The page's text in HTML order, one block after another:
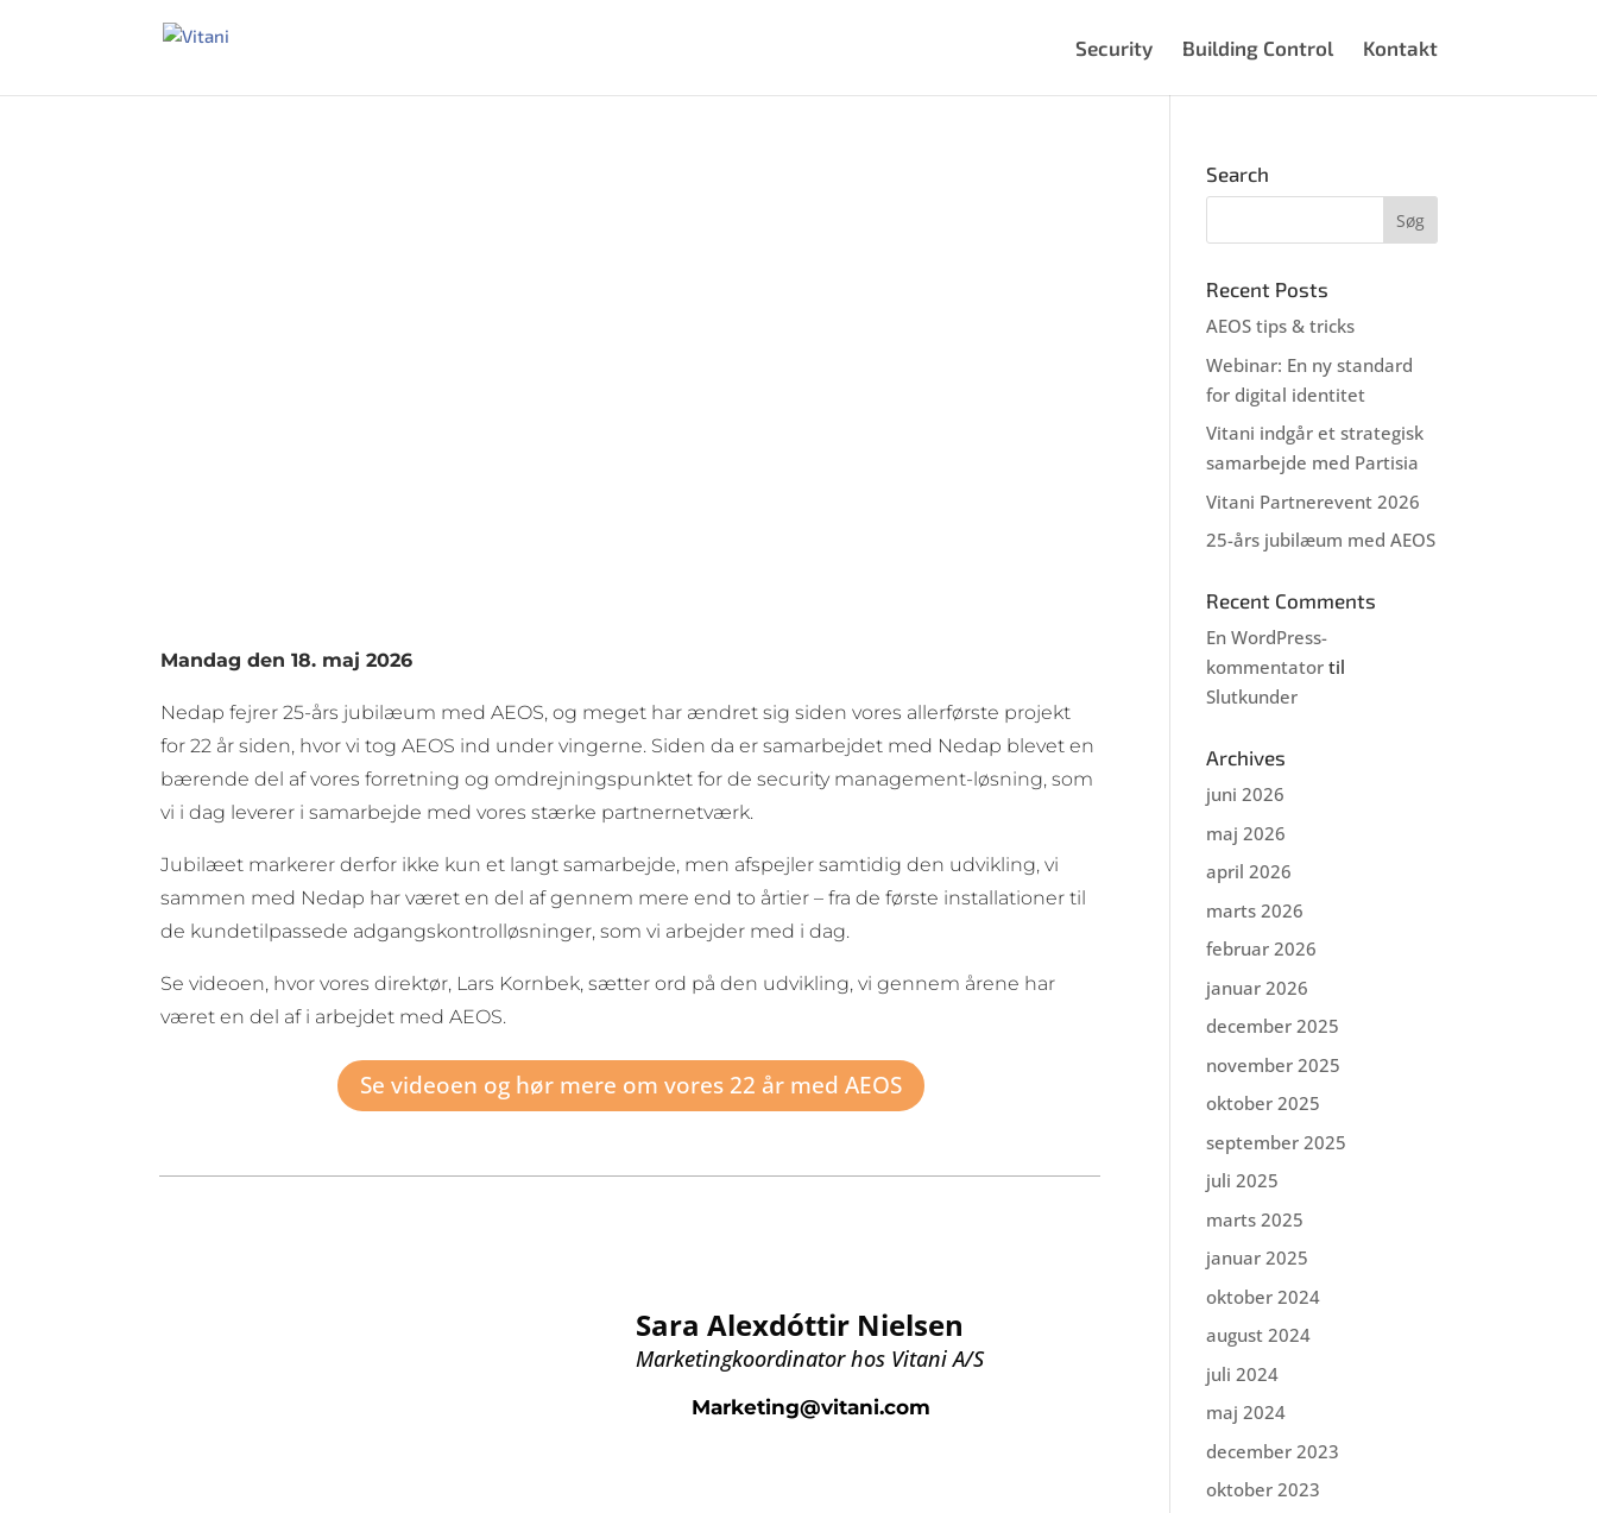
Security Building Control Kontakt
Mandag den 18. maj 2026
Nedap fejrer 25-års jubilæum med AEOS, og meget har ændret sig siden vores allerførste projekt
for 22 år siden, hvor vi tog AEOS ind under vingerne. Siden da er samarbejdet med Nedap blevet en
bærende del af vores forretning og omdrejningspunktet for de security management-løsning, som
vi i dag leverer i samarbejde med vores stærke partnernetværk.
Jubilæet markerer derfor ikke kun et langt samarbejde, men afspejler samtidig den udvikling, vi
sammen med Nedap har været en del af gennem mere end to årtier – fra de første installationer til
de kundetilpassede adgangskontrolløsninger, som vi arbejder med i dag.
Se videoen, hvor vores direktør, Lars Kornbek, sætter ord på den udvikling, vi gennem årene har
været en del af i arbejdet med AEOS.
Se videoen og hør mere om vores 22 år med AEOS
Sara Alexdóttir Nielsen
Marketingkoordinator hos Vitani A/S
Marketing@vitani.com
Search
Recent Posts
AEOS tips & tricks
Webinar: En ny standard
for digital identitet
Vitani indgår et strategisk
samarbejde med Partisia
Vitani Partnerevent 2026
25-års jubilæum med AEOS
Recent Comments
En WordPress-
kommentator til
Slutkunder
Archives
juni 2026
maj 2026
april 2026
marts 2026
februar 2026
januar 2026
december 2025
november 2025
oktober 2025
september 2025
juli 2025
marts 2025
januar 2025
oktober 2024
august 2024
juli 2024
maj 2024
december 2023
oktober 2023